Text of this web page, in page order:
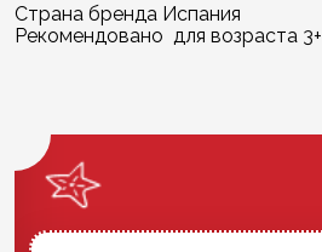
Страна бренда Испания
Рекомендовано для возраста 3+